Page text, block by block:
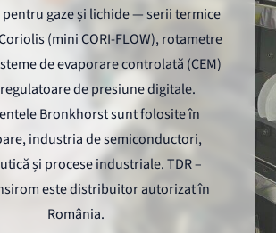
gaze și lichide — serii termice
(mini CORI-FLOW), rotametre
de evaporare controlată (CEM)
de presiune digitale.
Bronkhorst sunt folosite în
industria de semiconductori,
și procese industriale. TDR –
este distribuitor autorizat în
România.